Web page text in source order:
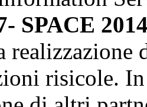
SPACE
risicole.